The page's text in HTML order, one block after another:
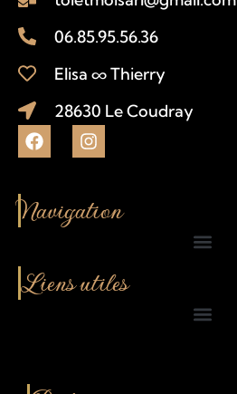
06.85.95.56.36
Elisa ∞ Thierry
28630 Le Coudray
Navigation
Liens utiles